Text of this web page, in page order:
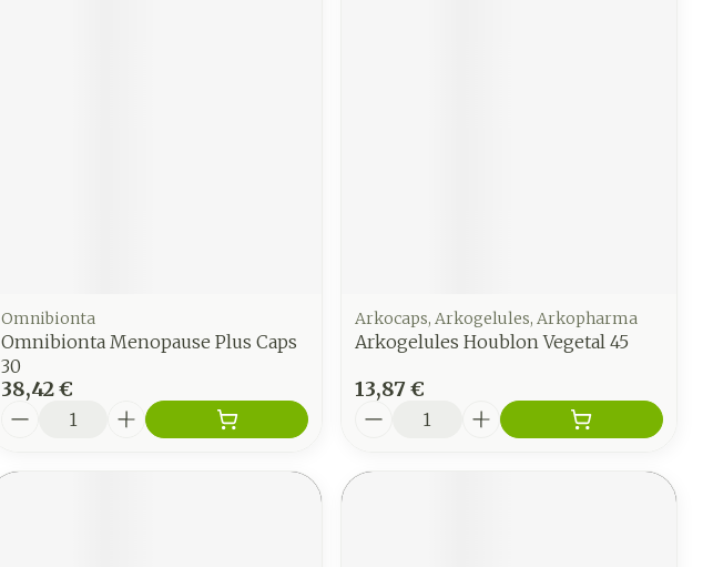
Omnibionta
Omnibionta Menopause Plus Caps
30
38,42 €
Quantité
Arkocaps, Arkogelules, Arkopharma
Arkogelules Houblon Vegetal 45
13,87 €
Quantité